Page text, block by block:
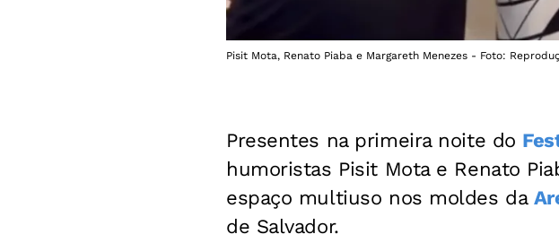
Pisit Mota, Renato Piaba e Margareth Menezes - Foto:
Presentes na primeira noite do
humoristas Pisit Mota e Renato
espaço multiuso nos moldes da
de Salvador.